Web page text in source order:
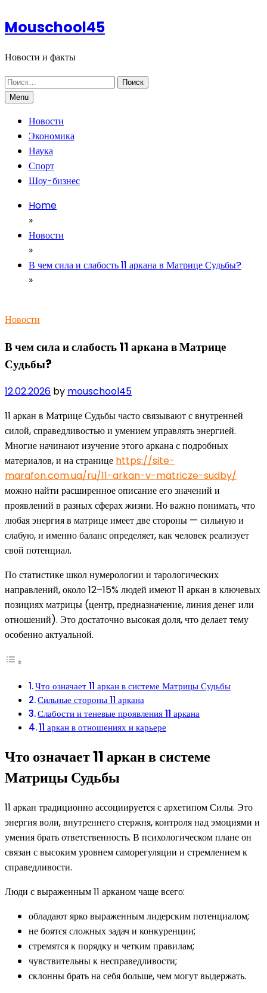
to
Mouschool45
Новости и факты
Найти:
Menu
Новости
Экономика
Наука
Спорт
Шоу-бизнес
Home
»
Новости
»
В чем сила и слабость 11 аркана в Матрице Судьбы?
»
Новости
В чем сила и слабость 11 аркана в Матрице
Судьбы?
12.02.2026 by mouschool45
11 аркан в Матрице Судьбы часто связывают с внутренней
силой, справедливостью и умением управлять энергией.
Многие начинают изучение этого аркана с подробных
материалов, и на странице https://site-
marafon.com.ua/ru/11-arkan-v-matricze-sudby/
можно найти расширенное описание его значений и
проявлений в разных сферах жизни. Но важно понимать, что
любая энергия в матрице имеет две стороны — сильную и
слабую, и именно баланс определяет, как человек реализует
свой потенциал.
По статистике школ нумерологии и тарологических
направлений, около 12–15% людей имеют 11 аркан в ключевых
позициях матрицы (центр, предназначение, линия денег или
отношений). Это достаточно высокая доля, что делает тему
особенно актуальной.
Что означает 11 аркан в системе Матрицы Судьбы
Сильные стороны 11 аркана
Слабости и теневые проявления 11 аркана
11 аркан в отношениях и карьере
Что означает 11 аркан в системе
Матрицы Судьбы
11 аркан традиционно ассоциируется с архетипом Силы. Это
энергия воли, внутреннего стержня, контроля над эмоциями и
умения брать ответственность. В психологическом плане он
связан с высоким уровнем саморегуляции и стремлением к
справедливости.
Люди с выраженным 11 арканом чаще всего:
обладают ярко выраженным лидерским потенциалом;
не боятся сложных задач и конкуренции;
стремятся к порядку и четким правилам;
чувствительны к несправедливости;
склонны брать на себя больше, чем могут выдержать.